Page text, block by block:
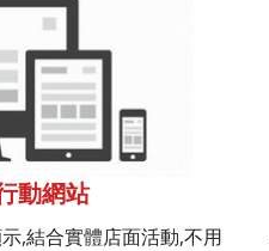
動網站
,結合實體店面活動,不用